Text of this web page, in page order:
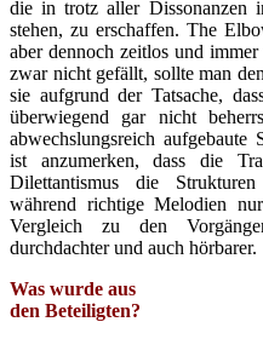
die in trotz aller Dissonanzen
stehen, zu erschaffen. The
aber dennoch zeitlos und
zwar nicht gefällt, sollte man
sie aufgrund der Tatsache,
überwiegend gar nicht
abwechslungsreich aufgebaute
ist anzumerken, dass die
Dilettantismus die
während richtige Melodien
Vergleich zu den
durchdachter und auch hörbarer.
Was wurde aus
den Beteiligten?